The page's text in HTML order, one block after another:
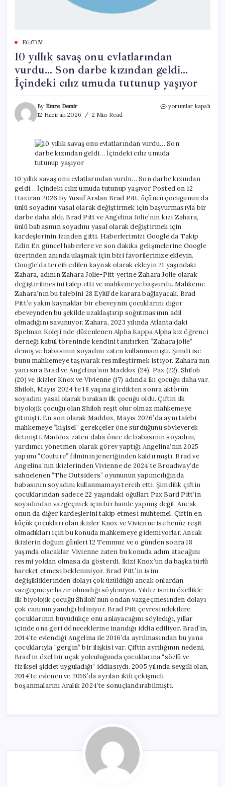
EĞITIM
10 yıllık savaş onu evlatlarından
vurdu… Son darbe kızından geldi…
İçindeki cılız umuda tutunup yaşıyor
By Emre Demir
12 Haziran 2026
2 Min Read
10
evlatlarından
vurdu…
Son
geldi…
İçindeki
cılız
umuda
tutunup
yaşıyor
için
yorumlar kapalı
10 yıllık savaş onu evlatlarından vurdu… Son darbe kızından
geldi… İçindeki cılız umuda tutunup yaşıyor Posted on 12
Haziran 2026 by Yusuf Arslan Brad Pitt, üçüncü çocuğunun da
ünlü soyadını yasal olarak değiştirmek için başvurmasıyla bir
darbe daha aldı. Brad Pitt ve Angelina Jolie’nin kızı Zahara,
ünlü babasının soyadını yasal olarak değiştirmek için
kardeşlerinin izinden gitti. Haberlerimizi Google’da Takip
Edin En güncel haberlere ve son dakika gelişmelerine Google
üzerinden anında ulaşmak için bizi favorilerinize ekleyin.
Google’da tercih edilen kaynak olarak ekleyin 21 yaşındaki
Zahara, adının Zahara Jolie-Pitt yerine Zahara Jolie olarak
değiştirilmesini talep etti ve mahkemeye başvurdu. Mahkeme
Zahara’nın bu talebini 28 Eylül’de karara bağlayacak. Brad
Pitt’e yakın kaynaklar bir ebeveynin çocuklarını diğer
ebeveynden bu şekilde uzaklaştırıp soğutmasının adil
olmadığını savunuyor. Zahara, 2023 yılında Atlanta’daki
Spelman Koleji’nde düzenlenen Alpha Kappa Alpha kız öğrenci
derneği kabul töreninde kendini tanıtırken “Zahara jolie”
demiş ve babasının soyadını zaten kullanmamıştı. Şimdi ise
bunu mahkemeye taşıyarak resmileştirmek istiyor. Zahara’nın
yanı sıra Brad ve Angelina’nın Maddox (24), Pax (22), Shiloh
(20) ve ikizler Knox ve Vivienne (17) adında iki çocuğu daha var.
Shiloh, Mayıs 2024’te 18 yaşına girdikten sonra aktörün
soyadını yasal olarak bırakan ilk çocuğu oldu. Çiftin ilk
biyolojik çocuğu olan Shiloh reşit olur olmaz mahkemeye
gitmişti. En son olarak Maddox, Mayıs 2026’da aynı talebi
mahkemeye “kişisel” gerekçeler öne sürdüğünü söyleyerek
iletmişti. Maddox zaten daha önce de babasının soyadını,
yardımcı yönetmen olarak görev yaptığı Angelina’nın 2025
yapımı “Couture” filminin jeneriğinden kaldırmıştı. Brad ve
Angelina’nın ikizlerinden Vivienne de 2024’te Broadway’de
sahnelenen “The Outsiders” oyununun yapımcılığında
babasının soyadını kullanmamayı tercih etti. Şimdilik çiftin
çocuklarından sadece 22 yaşındaki oğulları Pax Bard Pitt’in
soyadından vazgeçmek için bir hamle yapmış değil. Ancak
onun da diğer kardeşlerini takip etmesi muhtemel. Çiftin en
küçük çocukları olan ikizler Knox ve Vivienne ise henüz reşit
olmadıkları için bu konuda mahkemeye gidemiyorlar. Ancak
ikizlerin doğum günleri 12 Temmuz ve o günden sonra 18
yaşında olacaklar. Vivienne zaten bu konuda adım atacağını
resmi yoldan olmasa da gösterdi. İkizi Knox’un da başka türlü
hareket etmesi beklenmiyor. Brad Pitt’in isim
değişikliklerinden dolayı çok üzüldüğü ancak onlardan
vazgeçmeye hazır olmadığı söyleniyor. Yıldız ismin özellikle
ilk biyolojik çocuğu Shiloh’nun ondan vazgeçmesinden dolayı
çok canının yandığı biliniyor. Brad Pitt çevresindekilere
çocuklarının büyüdükçe onu anlayacağını söylediği, yıllar
içinde ona geri döneceklerine inandığı iddia ediliyor. Brad’in,
2014’te evlendiği Angelina ile 2016’da ayrılmasından bu yana
çocuklarıyla “gergin” bir ilişkisi var. Çiftin ayrılığının nedeni,
Brad’in özel bir uçak yolculuğunda çocuklarına “sözlü ve
fiziksel şiddet uyguladığı” iddiasıydı. 2005 yılında sevgili olan,
2014’te evlenen ve 2016’da ayrılan ikili çekişmeli
boşanmalarını Aralık 2024’te sonuçlandırabilmişti.